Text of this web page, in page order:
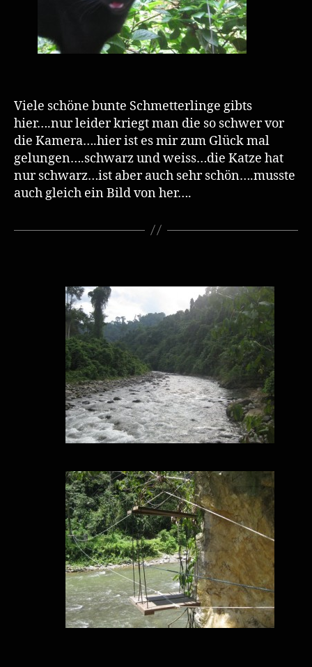
Viele schöne bunte Schmetterlinge gibts
hier….nur leider kriegt man die so schwer vor
die Kamera….hier ist es mir zum Glück mal
gelungen….schwarz und weiss…die Katze hat
nur schwarz…ist aber auch sehr schön….musste
auch gleich ein Bild von her….